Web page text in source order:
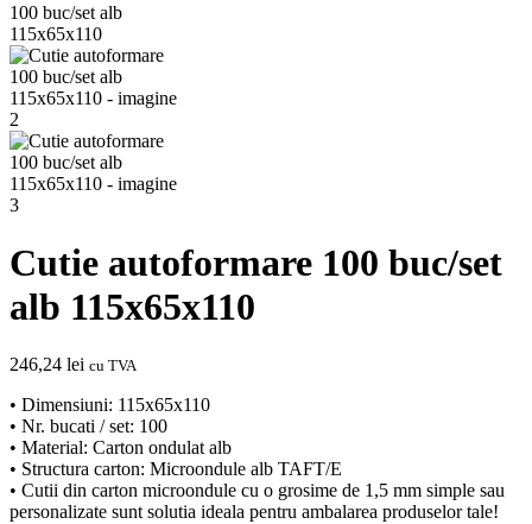
Cutie autoformare 100 buc/set
alb 115x65x110
246,24 lei cu TVA
• Dimensiuni: 115x65x110
• Nr. bucati / set: 100
• Material: Carton ondulat alb
• Structura carton: Microondule alb TAFT/E
• Cutii din carton microondule cu o grosime de 1,5 mm simple sau
personalizate sunt solutia ideala pentru ambalarea produselor tale!